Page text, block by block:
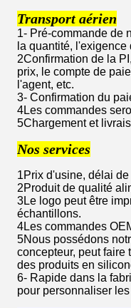
Transport aérien
1- Pré-commande de
la quantité,
2Confirmation de la
prix, le compte de
l'agent, etc.
3- Confirmation du
4Les commandes
5Chargement et
Nos services
1Prix d'usine, délai
2Produit de qualité
3Le logo peut être
échantillons.
4Les commandes
5Nous possédons
concepteur, peut faire
des produits en
6- Rapide dans la
pour personnaliser